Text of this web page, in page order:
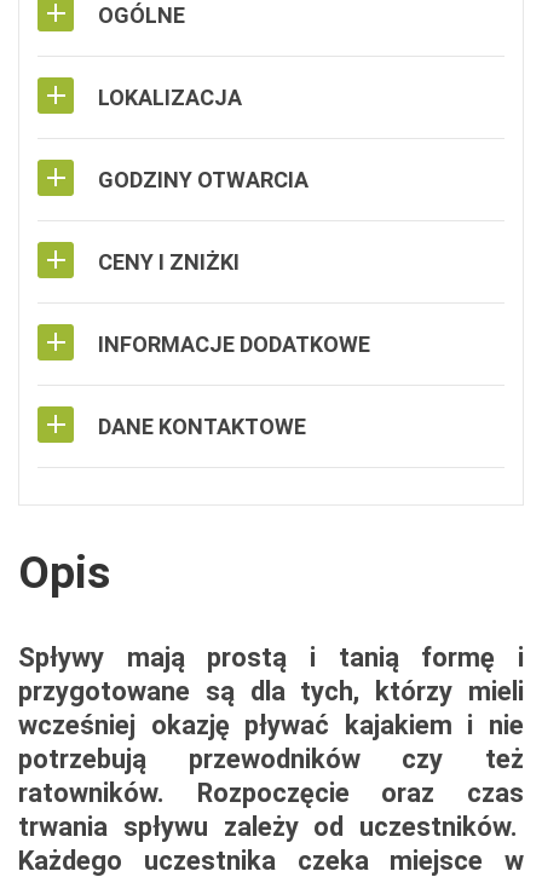
OGÓLNE
LOKALIZACJA
GODZINY OTWARCIA
CENY I ZNIŻKI
INFORMACJE DODATKOWE
DANE KONTAKTOWE
Opis
Spływy mają prostą i tanią formę i
przygotowane są dla tych, którzy mieli
wcześniej okazję pływać kajakiem i nie
potrzebują przewodników czy też
ratowników. Rozpoczęcie oraz czas
trwania spływu zależy od uczestników.
Każdego uczestnika czeka miejsce w